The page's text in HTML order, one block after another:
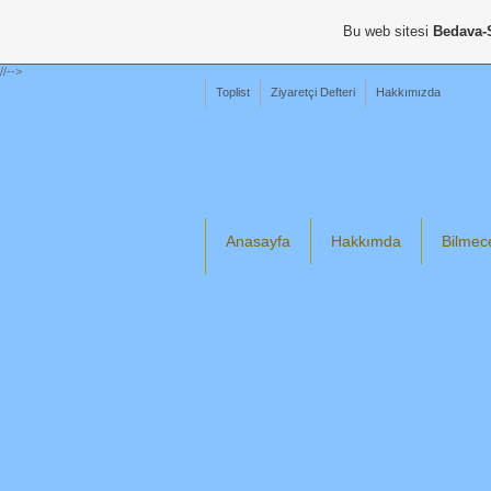
//-->
Toplist Ziyaretçi Defteri Hakkımızda
Anasayfa Hakkımda
Bu web sitesi